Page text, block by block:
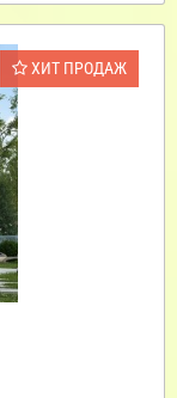
ХИТ ПРОДАЖ